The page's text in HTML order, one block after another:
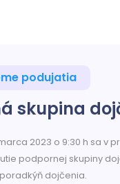
podujatia
skupina
2023 o 9:30 h sa v
podpornej skupiny
dojčenia.